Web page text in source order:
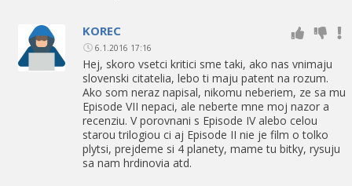
KOREC
6.1.2016 17:16
Hej, skoro vsetci kritici sme taki, ako nas vnimaju
slovenski citatelia, lebo ti maju patent na rozum.
Ako som neraz napisal, nikomu neberiem, ze sa mu
Episode VII nepaci, ale neberte mne moj nazor a
recenziu. V porovnani s Episode IV alebo celou
starou trilogiou ci aj Episode II nie je film o tolko
plytsi, prejdeme si 4 planety, mame tu bitky, rysuju
sa nam hrdinovia atd.